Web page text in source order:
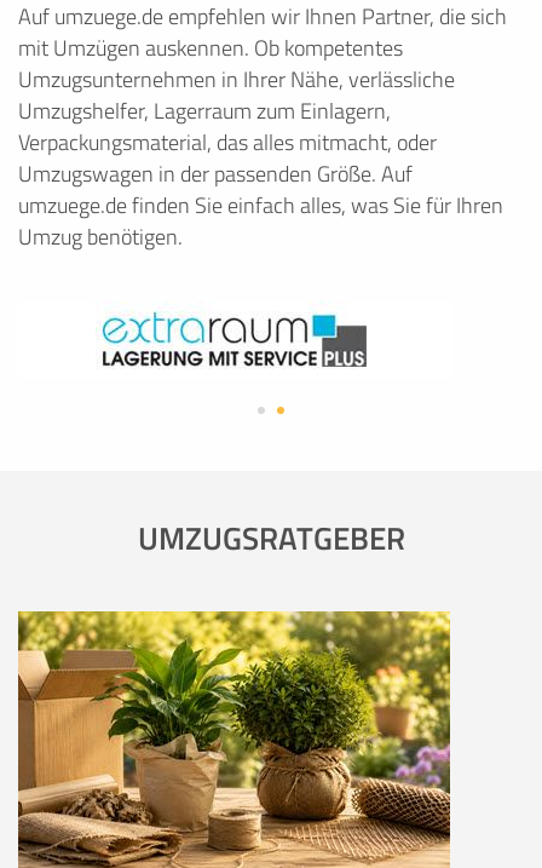
Auf umzuege.de empfehlen wir Ihnen Partner, die sich
mit Umzügen auskennen. Ob kompetentes
Umzugsunternehmen in Ihrer Nähe, verlässliche
Umzugshelfer, Lagerraum zum Einlagern,
Verpackungsmaterial, das alles mitmacht, oder
Umzugswagen in der passenden Größe. Auf
umzuege.de finden Sie einfach alles, was Sie für Ihren
Umzug benötigen.
UMZUGSRATGEBER